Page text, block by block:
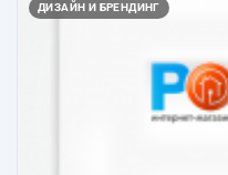
ДИЗАЙН И БРЕНДИНГ